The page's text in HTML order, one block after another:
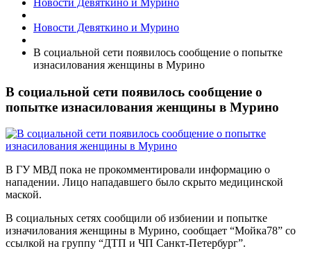
Новости Девяткино и Мурино
Новости Девяткино и Мурино
В социальной сети появилось сообщение о попытке
изнасилования женщины в Мурино
В социальной сети появилось сообщение о
попытке изнасилования женщины в Мурино
В ГУ МВД пока не прокомментировали информацию о
нападении. Лицо нападавшего было скрыто медицинской
маской.
В социальных сетях сообщили об избиении и попытке
изначилования женщины в Мурино, сообщает “Мойка78” со
ссылкой на группу “ДТП и ЧП Санкт-Петербург”.